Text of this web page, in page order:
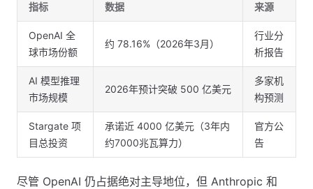
指标 数据 来源
OpenAI 全
球市场份额
约 78.16%（2026年3月）
行业分
析报告
AI 模型推理
市场规模
2026年预计突破 500 亿美元
多家机
构预测
Stargate 项
目总投资
承诺近 4000 亿美元（3年内
约7000兆瓦算力）
官方公
告
尽管 OpenAI 仍占据绝对主导地位，但 Anthropic 和